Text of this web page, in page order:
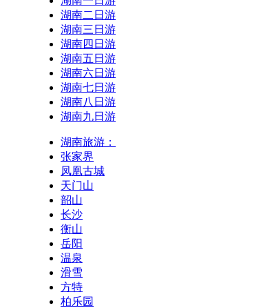
湖南二日游
湖南三日游
湖南四日游
湖南五日游
湖南六日游
湖南七日游
湖南八日游
湖南九日游
湖南旅游：
张家界
凤凰古城
天门山
韶山
长沙
衡山
岳阳
温泉
滑雪
方特
柏乐园